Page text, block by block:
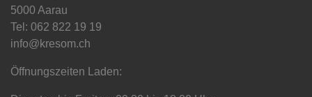
5000 Aarau
Tel: 062 822 19 19
info@kresom.ch
Öffnungszeiten Laden: